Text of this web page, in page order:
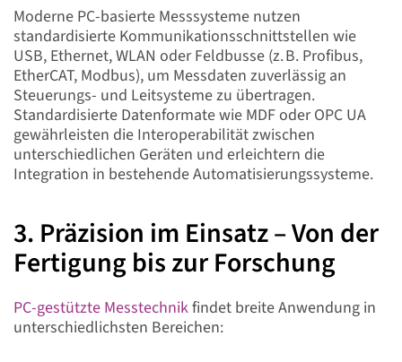
Moderne PC-basierte Messsysteme nutzen
standardisierte Kommunikationsschnittstellen wie
USB, Ethernet, WLAN oder Feldbusse (z. B. Profibus,
EtherCAT, Modbus), um Messdaten zuverlässig an
Steuerungs- und Leitsysteme zu übertragen.
Standardisierte Datenformate wie MDF oder OPC UA
gewährleisten die Interoperabilität zwischen
unterschiedlichen Geräten und erleichtern die
Integration in bestehende Automatisierungssysteme.
3. Präzision im Einsatz – Von der
Fertigung bis zur Forschung
PC-gestützte Messtechnikfindet breite Anwendung in
unterschiedlichsten Bereichen: